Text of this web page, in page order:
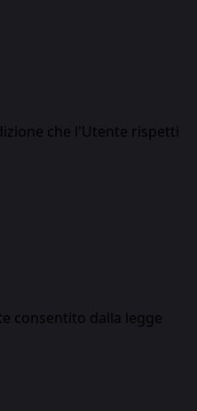
che l'Utente rispetti
consentito dalla legge